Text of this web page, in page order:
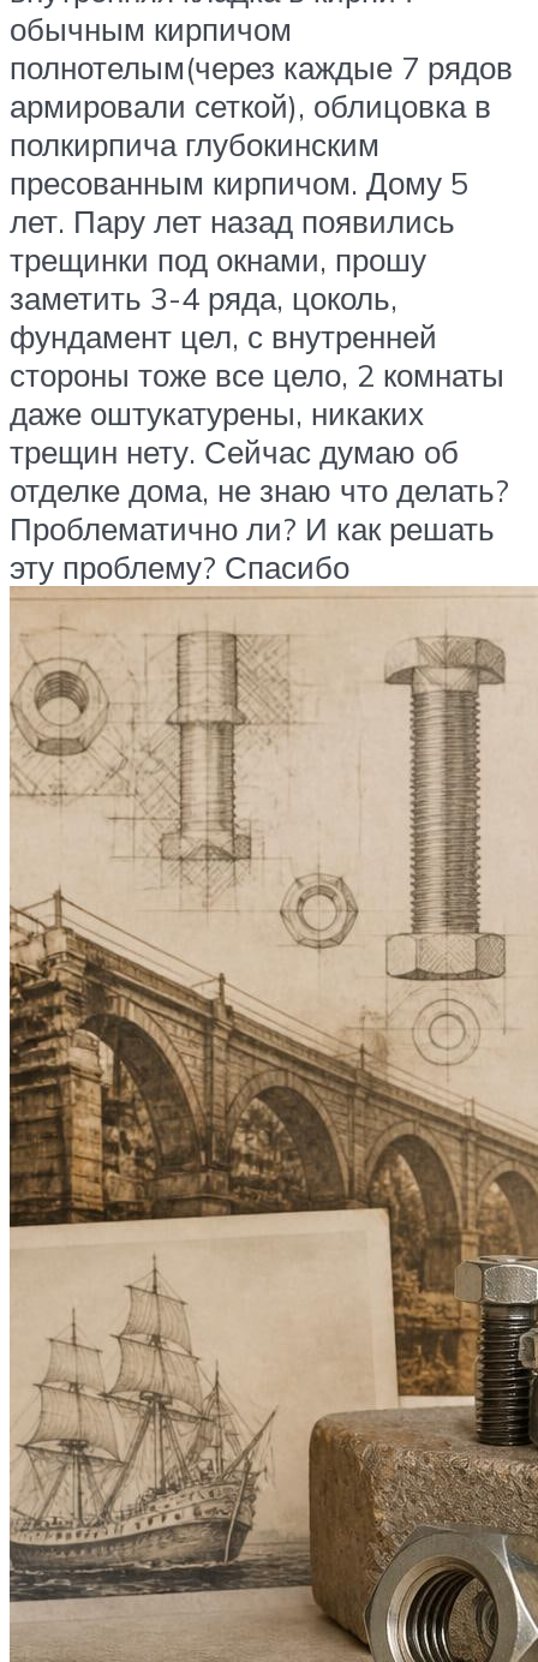
обычным кирпичом
полнотелым(через каждые 7 рядов
армировали сеткой), облицовка в
полкирпича глубокинским
пресованным кирпичом. Дому 5
лет. Пару лет назад появились
трещинки под окнами, прошу
заметить 3-4 ряда, цоколь,
фундамент цел, с внутренней
стороны тоже все цело, 2 комнаты
даже оштукатурены, никаких
трещин нету. Сейчас думаю об
отделке дома, не знаю что делать?
Проблематично ли? И как решать
эту проблему? Спасибо